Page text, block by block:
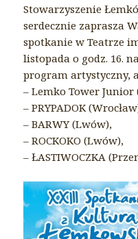
Stowarzyszenie
serdecznie zaprasza
spotkanie w Teatrze
listopada o godz. 16.
program artystyczny,
– Lemko Tower Junior
– PRYPADOK
– BARWY (Lwów),
– ROCKOKO (Lwów),
– ŁASTIWOCZKA